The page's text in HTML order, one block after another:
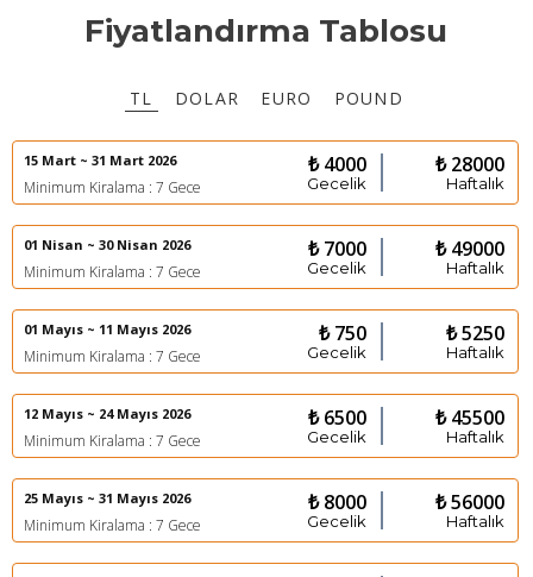
Fiyatlandırma Tablosu
TL DOLAR EURO POUND
15 Mart ~ 31 Mart 2026
Minimum Kiralama : 7 Gece
₺ 4000
Gecelik
₺ 28000
Haftalık
01 Nisan ~ 30 Nisan 2026
Minimum Kiralama : 7 Gece
₺ 7000
Gecelik
₺ 49000
Haftalık
01 Mayıs ~ 11 Mayıs 2026
Minimum Kiralama : 7 Gece
₺ 750
Gecelik
₺ 5250
Haftalık
12 Mayıs ~ 24 Mayıs 2026
Minimum Kiralama : 7 Gece
₺ 6500
Gecelik
₺ 45500
Haftalık
25 Mayıs ~ 31 Mayıs 2026
Minimum Kiralama : 7 Gece
₺ 8000
Gecelik
₺ 56000
Haftalık